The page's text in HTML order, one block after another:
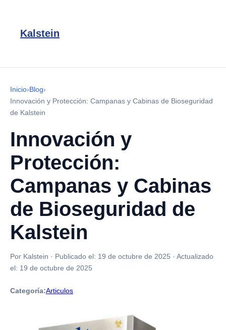
Kalstein
Inicio›Blog›
Innovación y Protección: Campanas y Cabinas de Bioseguridad
de Kalstein
Innovación y
Protección:
Campanas y Cabinas
de Bioseguridad de
Kalstein
Por Kalstein · Publicado el: 19 de octubre de 2025 · Actualizado
el: 19 de octubre de 2025
Categoría:Articulos